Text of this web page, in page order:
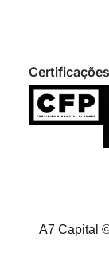
Certificações
A7 Capital